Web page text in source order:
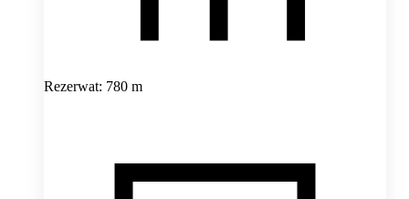
Rezerwat: 780 m